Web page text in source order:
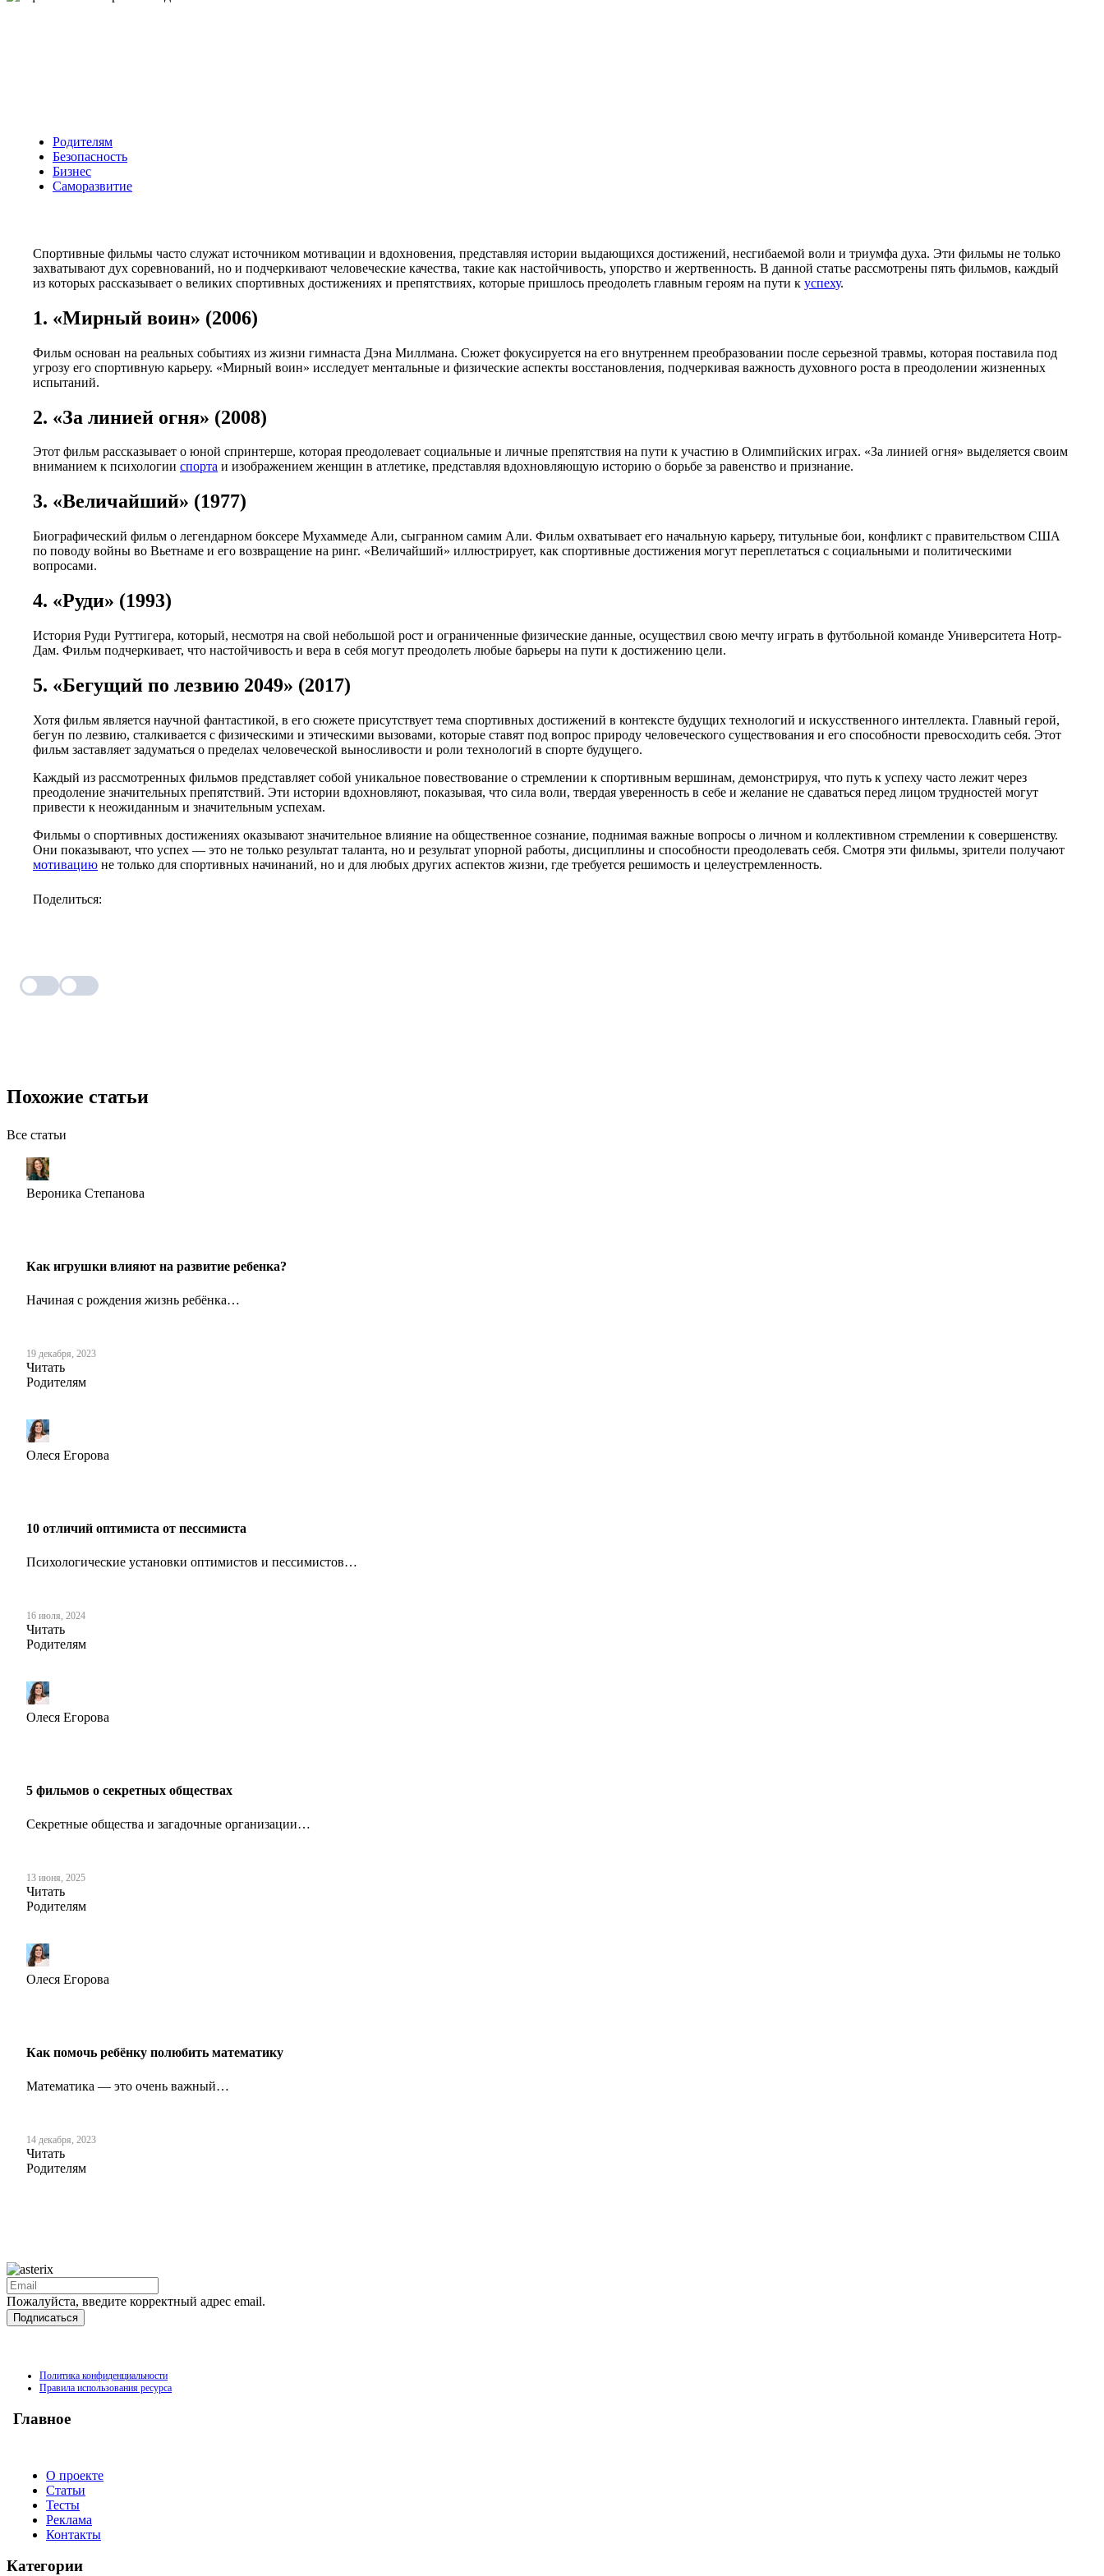
Родителям
Безопасность
Бизнес
Саморазвитие
Спортивные фильмы часто служат источником мотивации и вдохновения, представляя истории выдающихся достижений, несгибаемой воли и триумфа духа. Эти фильмы не только
захватывают дух соревнований, но и подчеркивают человеческие качества, такие как настойчивость, упорство и жертвенность. В данной статье рассмотрены пять фильмов, каждый
из которых рассказывает о великих спортивных достижениях и препятствиях, которые пришлось преодолеть главным героям на пути к успеху.
1. «Мирный воин» (2006)
Фильм основан на реальных событиях из жизни гимнаста Дэна Миллмана. Сюжет фокусируется на его внутреннем преобразовании после серьезной травмы, которая поставила под
угрозу его спортивную карьеру. «Мирный воин» исследует ментальные и физические аспекты восстановления, подчеркивая важность духовного роста в преодолении жизненных
испытаний.
2. «За линией огня» (2008)
Этот фильм рассказывает о юной спринтерше, которая преодолевает социальные и личные препятствия на пути к участию в Олимпийских играх. «За линией огня» выделяется своим
вниманием к психологии спорта и изображением женщин в атлетике, представляя вдохновляющую историю о борьбе за равенство и признание.
3. «Величайший» (1977)
Биографический фильм о легендарном боксере Мухаммеде Али, сыгранном самим Али. Фильм охватывает его начальную карьеру, титульные бои, конфликт с правительством США
по поводу войны во Вьетнаме и его возвращение на ринг. «Величайший» иллюстрирует, как спортивные достижения могут переплетаться с социальными и политическими
вопросами.
4. «Руди» (1993)
История Руди Руттигера, который, несмотря на свой небольшой рост и ограниченные физические данные, осуществил свою мечту играть в футбольной команде Университета Нотр-
Дам. Фильм подчеркивает, что настойчивость и вера в себя могут преодолеть любые барьеры на пути к достижению цели.
5. «Бегущий по лезвию 2049» (2017)
Хотя фильм является научной фантастикой, в его сюжете присутствует тема спортивных достижений в контексте будущих технологий и искусственного интеллекта. Главный герой,
бегун по лезвию, сталкивается с физическими и этическими вызовами, которые ставят под вопрос природу человеческого существования и его способности превосходить себя. Этот
фильм заставляет задуматься о пределах человеческой выносливости и роли технологий в спорте будущего.
Каждый из рассмотренных фильмов представляет собой уникальное повествование о стремлении к спортивным вершинам, демонстрируя, что путь к успеху часто лежит через
преодоление значительных препятствий. Эти истории вдохновляют, показывая, что сила воли, твердая уверенность в себе и желание не сдаваться перед лицом трудностей могут
привести к неожиданным и значительным успехам.
Фильмы о спортивных достижениях оказывают значительное влияние на общественное сознание, поднимая важные вопросы о личном и коллективном стремлении к совершенству.
Они показывают, что успех — это не только результат таланта, но и результат упорной работы, дисциплины и способности преодолевать себя. Смотря эти фильмы, зрители получают
мотивацию не только для спортивных начинаний, но и для любых других аспектов жизни, где требуется решимость и целеустремленность.
Поделиться:
Похожие статьи
Все статьи
Вероника Степанова
Как игрушки влияют на развитие ребенка?
Начиная с рождения жизнь ребёнка…
19 декабря, 2023
Читать
Родителям
Олеся Егорова
10 отличий оптимиста от пессимиста
Психологические установки оптимистов и пессимистов…
16 июля, 2024
Читать
Родителям
Олеся Егорова
5 фильмов о секретных обществах
Секретные общества и загадочные организации…
13 июня, 2025
Читать
Родителям
Олеся Егорова
Как помочь ребёнку полюбить математику
Математика — это очень важный…
14 декабря, 2023
Читать
Родителям
Пожалуйста, введите корректный адрес email.
Подписаться
Политика конфиденциальности
Правила использования ресурса
Главное
О проекте
Статьи
Тесты
Реклама
Контакты
Категории